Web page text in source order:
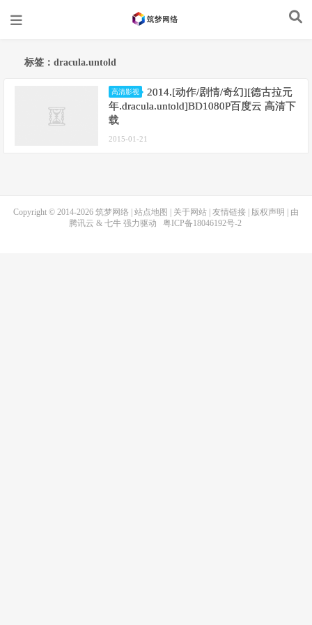
标签：dracula.untold
高清影视
2014.[动作/剧情/奇幻][德古拉元
年.dracula.untold]BD1080P百度云 高清下
载
2015-01-21
Copyright © 2014-2026 筑梦网络 站点地图 关于网站 友情链接 版权声明
| 由
腾讯云 & 七牛强力驱动 粤ICP备18046192号-2